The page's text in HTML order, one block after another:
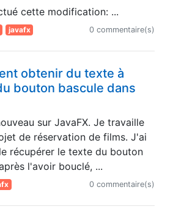
cette modification: ...
javafx 0 commentaire(s)
obtenir du texte à
bouton bascule dans
sur JavaFX. Je travaille
de réservation de films. J'ai
récupérer le texte du bouton
l'avoir bouclé, ...
0 commentaire(s)